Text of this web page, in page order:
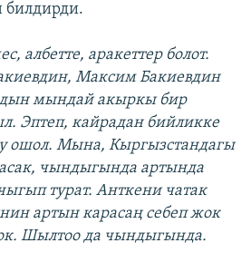
билдирди.
албетте, аракеттер болот.
Максим Бакиевдин
мындай акыркы бир
Эптеп, кайрадан бийликке
ошол. Мына, Кыргызстандагы
чындыгында артында
турат. Анткени чатак
артын карасаң себеп жок
Шылтоо да чындыгында.